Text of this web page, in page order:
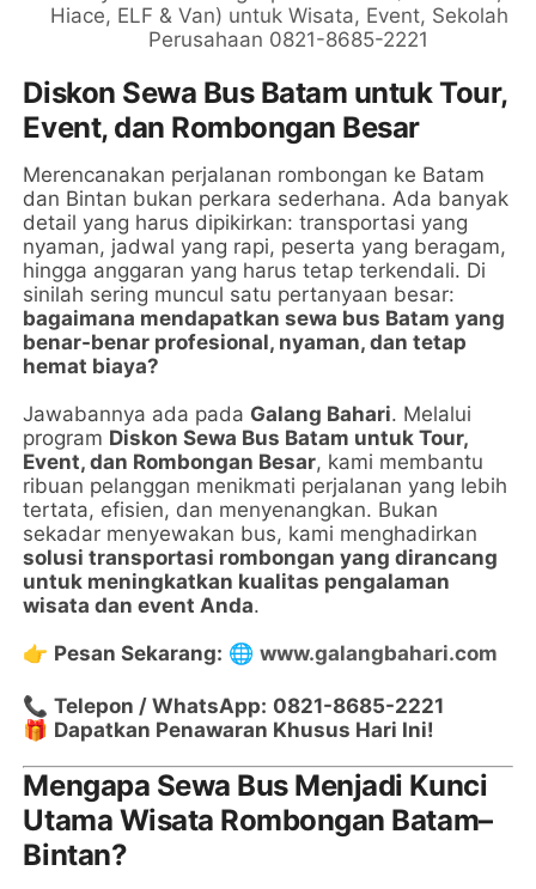
Diskon Sewa Bus Batam untuk Tour,
Event, dan Rombongan Besar
Merencanakan perjalanan rombongan ke Batam
dan Bintan bukan perkara sederhana. Ada banyak
detail yang harus dipikirkan: transportasi yang
nyaman, jadwal yang rapi, peserta yang beragam,
hingga anggaran yang harus tetap terkendali. Di
sinilah sering muncul satu pertanyaan besar:
bagaimana mendapatkan sewa bus Batam yang
benar-benar profesional, nyaman, dan tetap
hemat biaya?
Jawabannya ada pada Galang Bahari. Melalui
program Diskon Sewa Bus Batam untuk Tour,
Event, dan Rombongan Besar, kami membantu
ribuan pelanggan menikmati perjalanan yang lebih
tertata, efisien, dan menyenangkan. Bukan
sekadar menyewakan bus, kami menghadirkan
solusi transportasi rombongan yang dirancang
untuk meningkatkan kualitas pengalaman
wisata dan event Anda.
👉 Pesan Sekarang: 🌐www.galangbahari.com
📞Telepon / WhatsApp: 0821-8685-2221
🎁 Dapatkan Penawaran Khusus Hari Ini!
Mengapa Sewa Bus Menjadi Kunci
Utama Wisata Rombongan Batam–
Bintan?